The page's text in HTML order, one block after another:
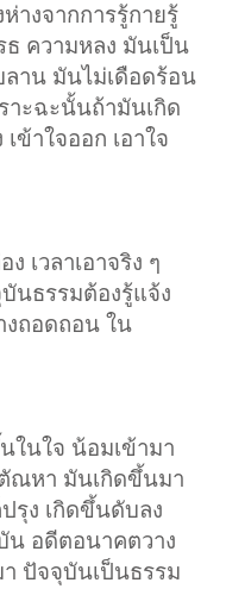
างจากการรู้กายรู้
ธ ความหลง มันเป็น
าน มันไม่เดือดร้อน
าะฉะนั้นถ้ามันเกิด
ข้าใจออก เอาใจ
เวลาเอาจริง ๆ
นธรรมต้องรู้แจ้ง
งถอดถอน ใน
ในใจ น้อมเข้ามา
ณหา มันเกิดขึ้นมา
รุง เกิดขึ้นดับลง
น อดีตอนาคตวาง
ปัจจุบันเป็นธรรม